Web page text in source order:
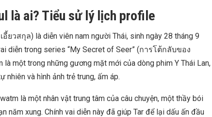
là ai? Tiểu sử lý lịch profile
ยวสกุล) là diễn viên nam người Thái, sinh ngày 28 tháng 9
diễn trong series “My Secret of Seer” (การโต้กลับของ
một trong những gương mặt mới của dòng phim Y Thái Lan,
nhiên và hình ảnh trẻ trung, ấm áp.
là một nhân vật trung tâm của câu chuyện, một thầy bói
năm xung. Chính vai diễn này đã giúp Tar để lại dấu ấn đầu